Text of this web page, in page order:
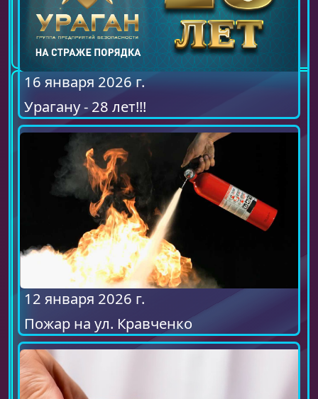
16 января 2026 г.
Урагану - 28 лет!!!
12 января 2026 г.
Пожар на ул. Кравченко